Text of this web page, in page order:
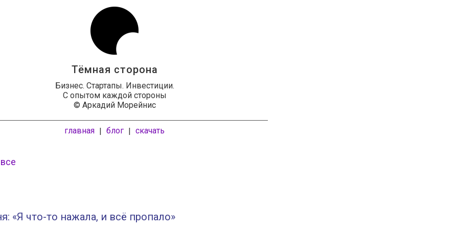
Тёмная сторона
Бизнес. Стартапы. Инвестиции.
С опытом каждой стороны
© Аркадий Морейнис
главная | блог | скачать
«Я что-то нажала, и всё пропало»